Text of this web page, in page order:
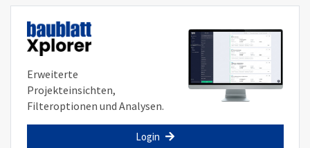
Erweiterte
Projekteinsichten,
Filteroptionen und Analysen.
Login